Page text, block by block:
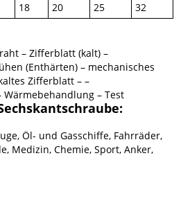
18 20 25 32
– Zifferblatt (kalt) –
(Enthärten) – mechanisches
Zifferblatt – –
– Test
Öl- und Gasschiffe, Fahrräder,
Medizin, Chemie, Sport, Anker,